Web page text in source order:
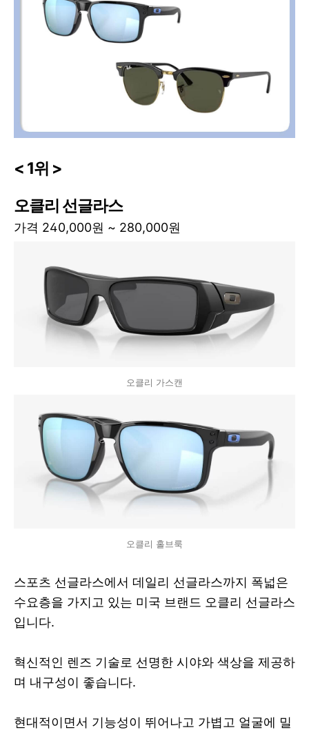
< 1위 >
오클리 선글라스
가격 240,000원 ~ 280,000원
오클리 가스캔
오클리 홀브룩
스포츠 선글라스에서 데일리 선글라스까지 폭넓은
수요층을 가지고 있는 미국 브랜드 오클리 선글라스
입니다.
혁신적인 렌즈 기술로 선명한 시야와 색상을 제공하
며 내구성이 좋습니다.
현대적이면서 기능성이 뛰어나고 가볍고 얼굴에 밀